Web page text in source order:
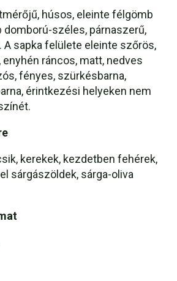
húsos, eleinte félgömb
domború-széles, párnaszerű,
A sapka felülete eleinte szőrös,
enyhén ráncos, matt, nedves
fényes, szürkésbarna,
érintkezési helyeken nem
kerekek, kezdetben fehérek,
sárgászöldek, sárga-oliva